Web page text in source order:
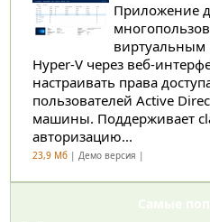
Приложение
Hyper-V через веб-
настраивать права
пользователей Active
машины. Поддерживает
авторизацию...
23,9 Мб| Демо версия |
Самые